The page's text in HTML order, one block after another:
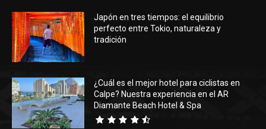
Japón en tres tiempos: el equilibrio
perfecto entre Tokio, naturaleza y
tradición
¿Cuál es el mejor hotel para ciclistas en
Calpe? Nuestra experiencia en el AR
Diamante Beach Hotel & Spa